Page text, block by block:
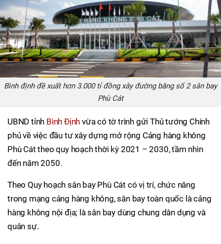
Bình định đề xuất hơn 3.000 tỉ đồng xây đường băng số 2 sân bay
Phù Cát
UBND tỉnh Bình Định vừa có tờ trình gửi Thủ tướng Chính
phủ về việc đầu tư xây dựng mở rộng Cảng hàng không
Phù Cát theo quy hoạch thời kỳ 2021 – 2030, tầm nhìn
đến năm 2050.
Theo Quy hoạch sân bay Phù Cát có vị trí, chức năng
trong mạng cảng hàng không, sân bay toàn quốc là cảng
hàng không nội địa; là sân bay dùng chung dân dụng và
quân sự.